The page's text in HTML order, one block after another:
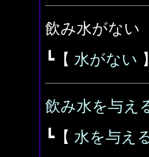
飲み水がない
┗【 水がない 】
飲み水を与え
┗【 水を与え